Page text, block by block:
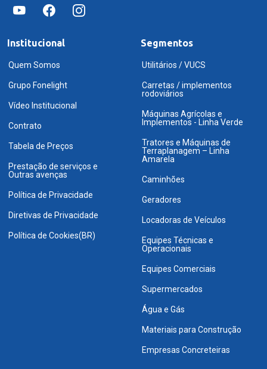
Institucional
Quem Somos
Grupo Fonelight
Vídeo Institucional
Contrato
Tabela de Preços
Prestação de serviços e
Outras avenças
Política de Privacidade
Diretivas de Privacidade
Política de Cookies(BR)
Segmentos
Utilitários / VUCS
Carretas / implementos
rodoviários
Máquinas Agrícolas e
Implementos - Linha Verde
Tratores e Máquinas de
Terraplanagem – Linha
Amarela
Caminhões
Geradores
Locadoras de Veículos
Equipes Técnicas e
Operacionais
Equipes Comerciais
Supermercados
Água e Gás
Materiais para Construção
Empresas Concreteiras